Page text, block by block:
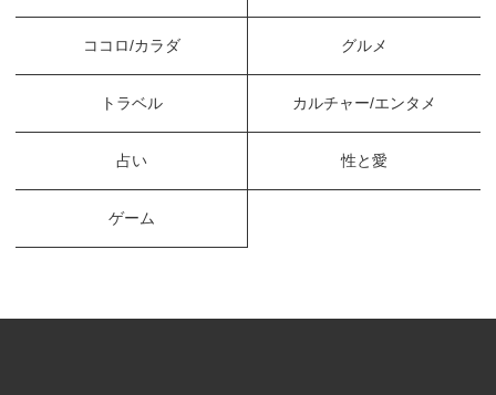
ココロ/カラダ グルメ
トラベル カルチャー/エンタメ
占い 性と愛
ゲーム